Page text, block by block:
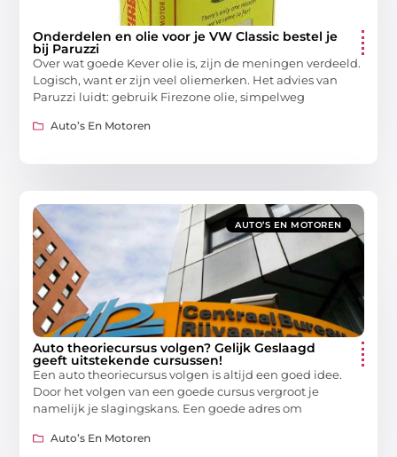
Onderdelen en olie voor je VW Classic bestel je
bij Paruzzi
Over wat goede Kever olie is, zijn de meningen verdeeld.
Logisch, want er zijn veel oliemerken. Het advies van
Paruzzi luidt: gebruik Firezone olie, simpelweg
Auto’s En Motoren
AUTO’S EN MOTOREN
Auto theoriecursus volgen? Gelijk Geslaagd
geeft uitstekende cursussen!
Een auto theoriecursus volgen is altijd een goed idee.
Door het volgen van een goede cursus vergroot je
namelijk je slagingskans. Een goede adres om
Auto’s En Motoren